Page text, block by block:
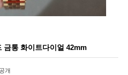
금통 화이트다이얼 42mm
개